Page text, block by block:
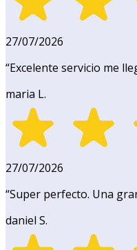
27/07/2026
“Excelente servicio me
maria L.
27/07/2026
“Super perfecto. Una
daniel S.